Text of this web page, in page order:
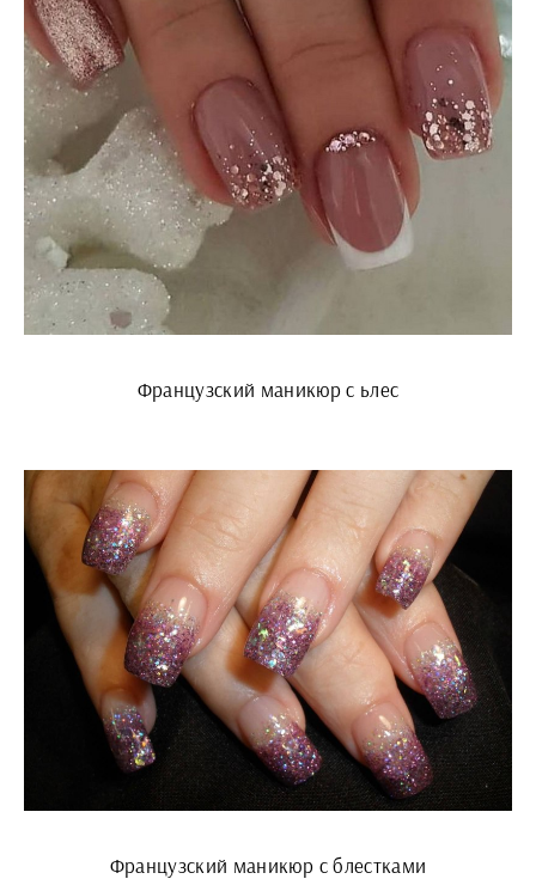
Французский маникюр с ьлес
Французский маникюр с блестками